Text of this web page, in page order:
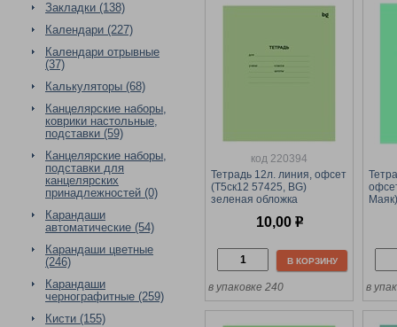
Закладки (138)
Календари (227)
Календари отрывные
(37)
Калькуляторы (68)
Канцелярские наборы,
коврики настольные,
подставки (59)
Канцелярские наборы,
подставки для
канцелярских
принадлежностей (0)
Карандаши
автоматические (54)
Карандаши цветные
(246)
Карандаши
чернографитные (259)
Кисти (155)
код 220394
Тетрадь 12л. линия, офсет
(Т5ск12 57425, BG)
зеленая обложка
10,00 р
В КОРЗИНУ
в упаковке 240 в